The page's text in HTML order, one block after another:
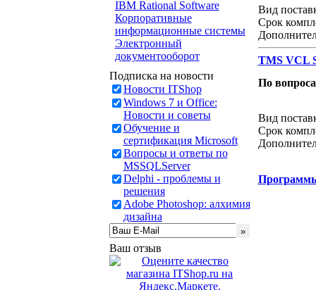
IBM Rational Software
Корпоративные
информационные системы
Электронный
документооборот
Подписка на новости
Новости ITShop
Windows 7 и Office:
Новости и советы
Обучение и
сертификация Microsoft
Вопросы и ответы по
MSSQLServer
Delphi - проблемы и
решения
Adobe Photoshop: алхимия
дизайна
Ваш отзыв
Вид
Срок
TMS VCL
По
Вид
Срок